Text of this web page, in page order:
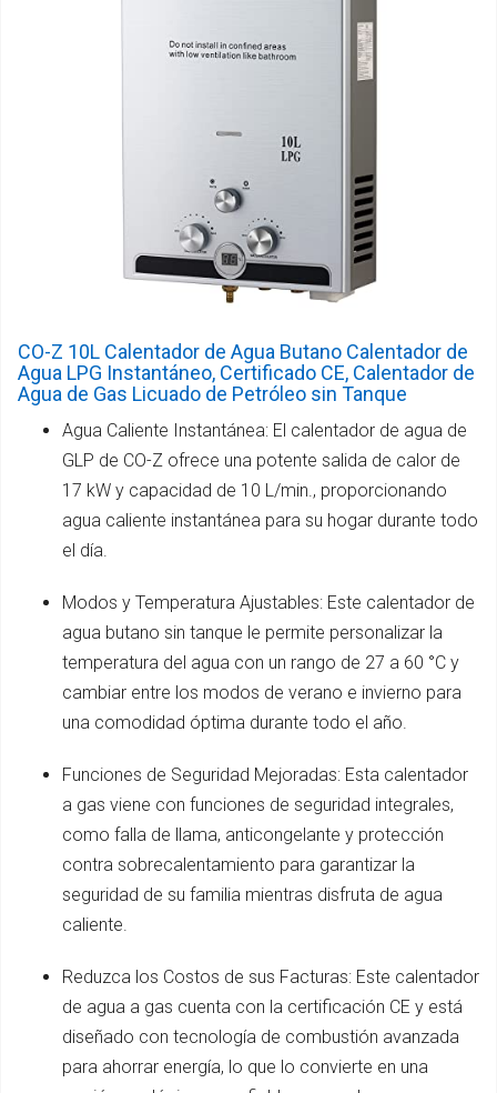
CO-Z 10L Calentador de Agua Butano Calentador de
Agua LPG Instantáneo, Certificado CE, Calentador de
Agua de Gas Licuado de Petróleo sin Tanque
Agua Caliente Instantánea: El calentador de agua de
GLP de CO-Z ofrece una potente salida de calor de
17 kW y capacidad de 10 L/min., proporcionando
agua caliente instantánea para su hogar durante todo
el día.
Modos y Temperatura Ajustables: Este calentador de
agua butano sin tanque le permite personalizar la
temperatura del agua con un rango de 27 a 60 °C y
cambiar entre los modos de verano e invierno para
una comodidad óptima durante todo el año.
Funciones de Seguridad Mejoradas: Esta calentador
a gas viene con funciones de seguridad integrales,
como falla de llama, anticongelante y protección
contra sobrecalentamiento para garantizar la
seguridad de su familia mientras disfruta de agua
caliente.
Reduzca los Costos de sus Facturas: Este calentador
de agua a gas cuenta con la certificación CE y está
diseñado con tecnología de combustión avanzada
para ahorrar energía, lo que lo convierte en una